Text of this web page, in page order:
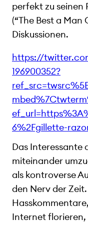
perfekt zu seinen
(“The Best a
Diskussionen.
https://
196900352?
6%2Fgillette-
Das Interessante
miteinander
als kontroverse
den Nerv der
Internet florieren,